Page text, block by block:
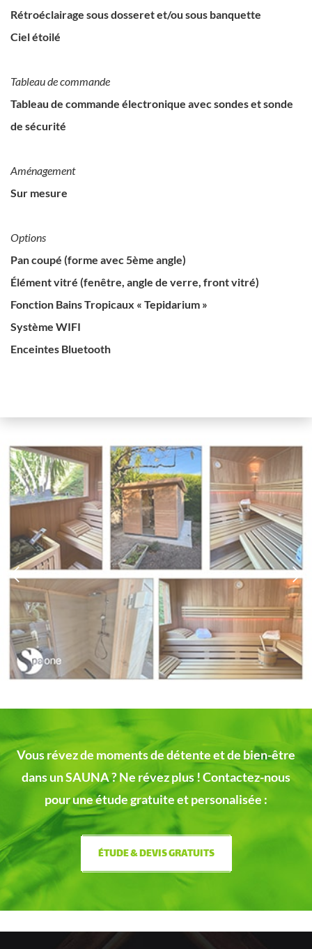
Rétroéclairage sous dosseret et/ou sous banquette
Ciel étoilé
Tableau de commande
Tableau de commande électronique avec sondes et sonde
de sécurité
Aménagement
Sur mesure
Options
Pan coupé (forme avec 5ème angle)
Élément vitré (fenêtre, angle de verre, front vitré)
Fonction Bains Tropicaux « Tepidarium »
Système WIFI
Enceintes Bluetooth
Vous révez de moments de détente et de bien-être
dans un SAUNA ?Ne révez plus ! Contactez-nous
pour une étude gratuite et personalisée :
ÉTUDE & DEVIS GRATUITS